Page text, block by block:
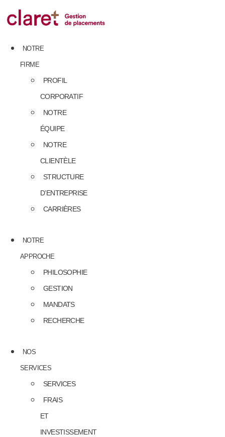
to
content
NOTRE
FIRME
PROFIL
CORPORATIF
NOTRE
ÉQUIPE
NOTRE
CLIENTÈLE
STRUCTURE
D’ENTREPRISE
CARRIÈRES
NOTRE
APPROCHE
PHILOSOPHIE
GESTION
MANDATS
RECHERCHE
NOS
SERVICES
SERVICES
FRAIS
ET
INVESTISSEMENT